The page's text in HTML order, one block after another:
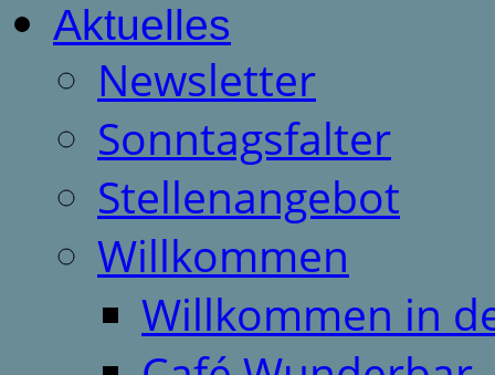
Aktuelles
Newsletter
Sonntagsfalter
Stellenangebot
Willkommen
Willkommen in